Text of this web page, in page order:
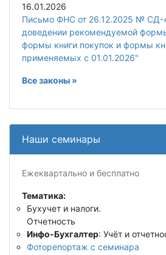
16.01.2026
Письмо ФНС от 26.12.2025 № СД-
доведении рекомендуемой
формы книги покупок и формы
применяемых с 01.01.2026"
Все законы »
Наши семинары
Ежеквартально и бесплатно
Тематика:
Бухучет и налоги.
Отчетность
Инфо-Бухгалтер: Учёт и
Фоторепортаж с семинара